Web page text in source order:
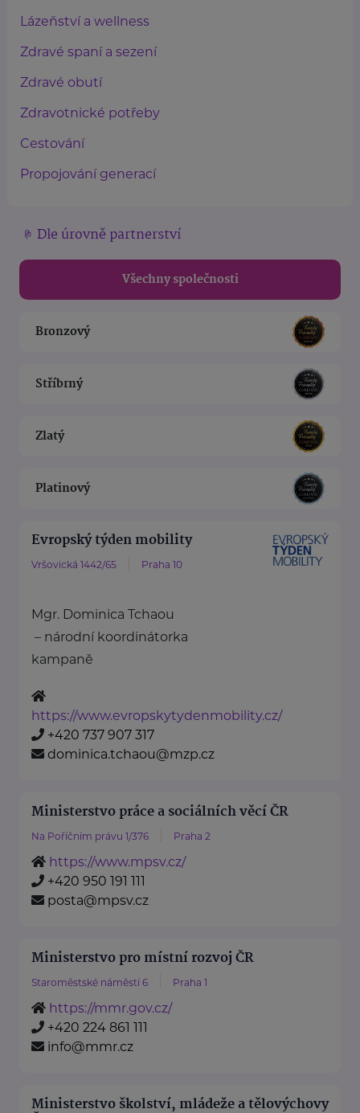
Lázeňství a wellness
Zdravé spaní a sezení
Zdravé obutí
Zdravotnické potřeby
Cestování
Propojování generací
Dle úrovně partnerství
Všechny společnosti
Bronzový
Stříbrný
Zlatý
Platinový
Evropský týden mobility
Vršovická 1442/65 Praha 10
Mgr. Dominica Tchaou
– národní koordinátorka
kampaně
https://www.evropskytydenmobility.cz/
+420 737 907 317
dominica.tchaou@mzp.cz
Ministerstvo práce a sociálních věcí ČR
Na Poříčním právu 1/376 Praha 2
https://www.mpsv.cz/
+420 950 191 111
posta@mpsv.cz
Ministerstvo pro místní rozvoj ČR
Staroměstské náměstí 6 Praha 1
https://mmr.gov.cz/
+420 224 861 111
info@mmr.cz
Ministerstvo školství, mládeže a tělovýchovy